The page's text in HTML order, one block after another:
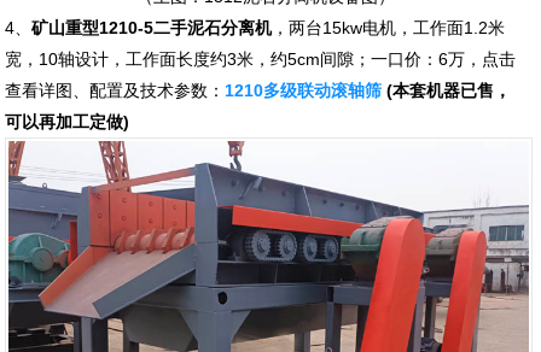
4、矿山重型1210-5二手泥石分离机，两台15kw电机，工作面1.2米
宽，10轴设计，工作面长度约3米，约5cm间隙；一口价：6万，点击
查看详图、配置及技术参数： 1210多级联动滚轴筛 (本套机器已售，
可以再加工定做)